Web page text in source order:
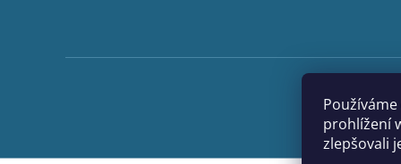
prohlížení
zlepšovali